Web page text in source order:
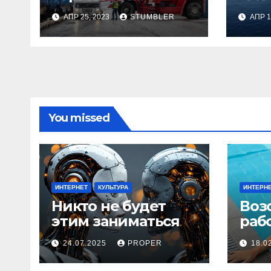
Россией
АПР 25, 2023 STUMBLER АПР
You missed
ИНТЕРНЕТ КУЛЬТУРА
Никто не будет
этим заниматься
24.07.2025 PROPER